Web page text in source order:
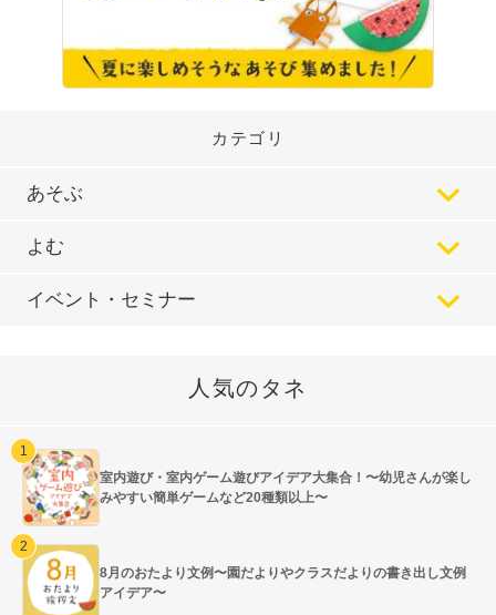
カテゴリ
あそぶ
よむ
イベント・セミナー
人気のタネ
室内遊び・室内ゲーム遊びアイデア大集合！〜幼児さんが楽し
みやすい簡単ゲームなど20種類以上〜
8月のおたより文例〜園だよりやクラスだよりの書き出し文例
アイデア〜